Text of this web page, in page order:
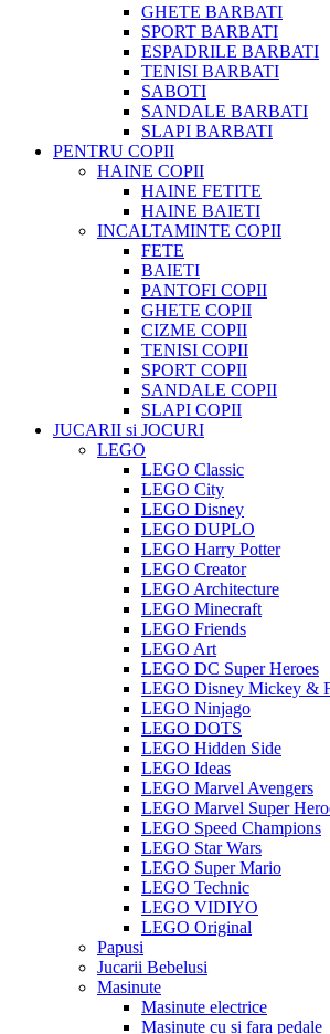
GHETE BARBATI
SPORT BARBATI
ESPADRILE BARBATI
TENISI BARBATI
SABOTI
SANDALE BARBATI
SLAPI BARBATI
PENTRU COPII
HAINE COPII
HAINE FETITE
HAINE BAIETI
INCALTAMINTE COPII
FETE
BAIETI
PANTOFI COPII
GHETE COPII
CIZME COPII
TENISI COPII
SPORT COPII
SANDALE COPII
SLAPI COPII
JUCARII si JOCURI
LEGO
LEGO Classic
LEGO City
LEGO Disney
LEGO DUPLO
LEGO Harry Potter
LEGO Creator
LEGO Architecture
LEGO Minecraft
LEGO Friends
LEGO Art
LEGO DC Super Heroes
LEGO Disney Mickey &
LEGO Ninjago
LEGO DOTS
LEGO Hidden Side
LEGO Ideas
LEGO Marvel Avengers
LEGO Marvel Super
LEGO Speed Champions
LEGO Star Wars
LEGO Super Mario
LEGO Technic
LEGO VIDIYO
LEGO Original
Papusi
Jucarii Bebelusi
Masinute
Masinute electrice
Masinute cu si fara pedale